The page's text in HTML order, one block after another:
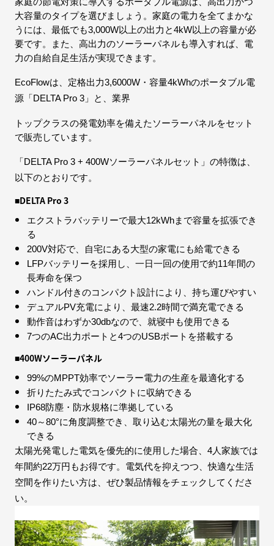
大容量のタイプを選びましょう。家庭の電力を全てまかな
うには、最低でも3,000W以上の出力と4kW以上の容量が必
要です。また、高出力のソーラーパネルも導入すれば、電
力の自給自足生活が実現できます。
EcoFlowは、定格出力3,6000W・容量4kWhのポータブル電
源「DELTA Pro 3」と、業界
トップクラスの発電効率を備えたソーラーパネルをセット
で販売しています。
「DELTA Pro 3 + 400Wソーラーパネルセット」の特徴は、
以下のとおりです。
■DELTA Pro 3
エクストラバッテリーで最大12kWhまで容量を拡張でき
る
200V対応で、自宅にある大型の家電にも給電できる
LFPバッテリーを採用し、一日一回の使用で約11年間の
長寿命を保つ
ハンドル付きのコンパクト設計により、持ち運びやすい
デュアルPV充電により、最速2.2時間で満充電できる
動作音はわずか30dbなので、就寝中も使用できる
7つのAC出力ポートと4つのUSBポートを搭載する
■400Wソーラーパネル
99%のMPPT効率でソーラー電力の生産を最適化する
折りたたみ式でコンパクトに収納できる
IP68防塵・防水規格に準拠している
40～80°に角度調整でき、取り込む太陽光の量を最大化
できる
太陽光発電した電気を優先的に使用した場合、4人家族では
年間約22万円もお得です。電気代を抑えつつ、快適な生活
空間を作りたい方は、ぜひ製品情報をチェックしてくださ
い。